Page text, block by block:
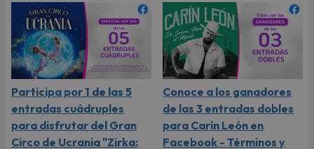
Participa por 1 de las 5
entradas cuádruples
para disfrutar del Gran
Circo de Ucrania "Zirka:
Conoce a los ganadores
de las 3 entradas dobles
para Carín León en
Facebook - Términos y